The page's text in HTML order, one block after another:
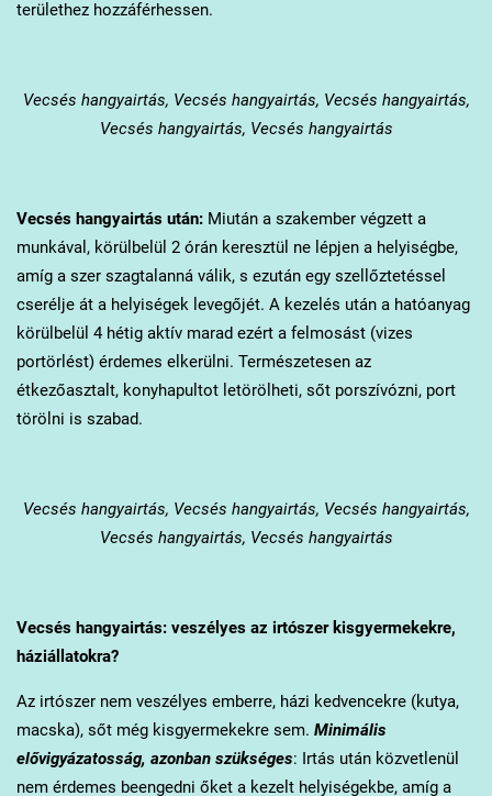
területhez hozzáférhessen.
Vecsés hangyairtás, Vecsés hangyairtás, Vecsés hangyairtás,
Vecsés hangyairtás, Vecsés hangyairtás
Vecséshangyairtás után:Miután a szakember végzett a
munkával, körülbelül 2 órán keresztül ne lépjen a helyiségbe,
amíg a szer szagtalanná válik, s ezután egy szellőztetéssel
cserélje át a helyiségek levegőjét. A kezelés után a hatóanyag
körülbelül 4 hétig aktív marad ezért a felmosást (vizes
portörlést) érdemes elkerülni. Természetesen az
étkezőasztalt, konyhapultot letörölheti, sőt porszívózni, port
törölni is szabad.
Vecsés hangyairtás, Vecsés hangyairtás, Vecsés hangyairtás,
Vecsés hangyairtás, Vecsés hangyairtás
Vecséshangyairtás: veszélyes az irtószer kisgyermekekre,
háziállatokra?
Az irtószer nem veszélyes emberre, házi kedvencekre (kutya,
macska), sőt még kisgyermekekre sem. Minimális
elővigyázatosság, azonban szükséges: Irtás után közvetlenül
nem érdemes beengedni őket a kezelt helyiségekbe, amíg a